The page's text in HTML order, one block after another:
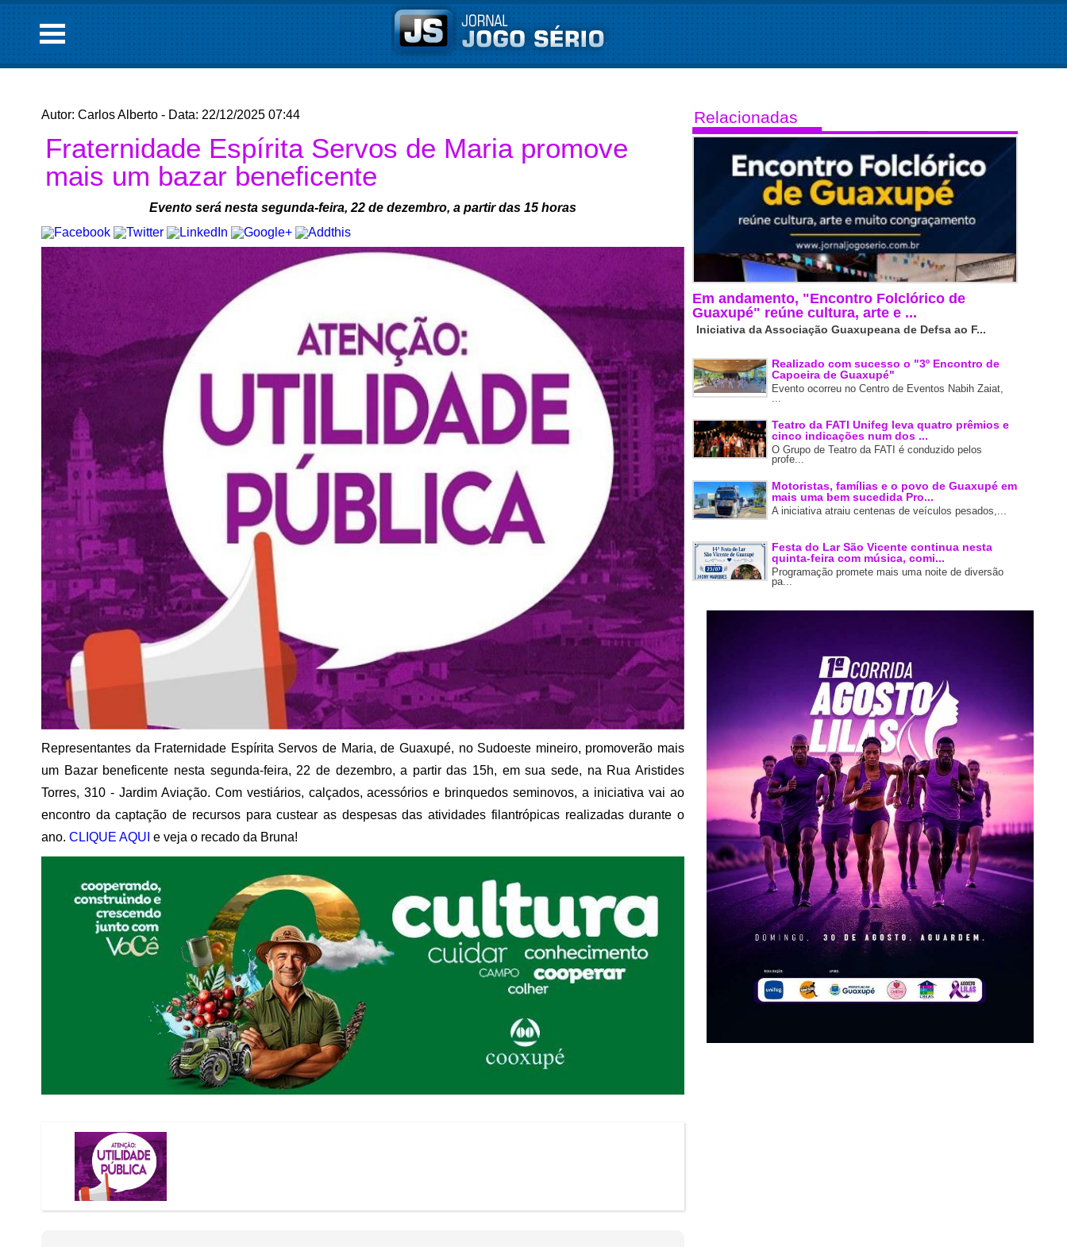
Autor: Carlos Alberto - Data: 22/12/2025 07:44
Fraternidade Espírita Servos de Maria promove
mais um bazar beneficente
Evento será nesta segunda-feira, 22 de dezembro, a partir das 15 horas
Representantes da Fraternidade Espírita Servos de Maria, de Guaxupé, no Sudoeste mineiro, promoverão mais
um Bazar beneficente nesta segunda-feira, 22 de dezembro, a partir das 15h, em sua sede, na Rua Aristides
Torres, 310 - Jardim Aviação. Com vestiários, calçados, acessórios e brinquedos seminovos, a iniciativa vai ao
encontro da captação de recursos para custear as despesas das atividades filantrópicas realizadas durante o
ano. CLIQUE AQUI e veja o recado da Bruna!
Relacionadas
Em andamento, "Encontro Folclórico de
Guaxupé" reúne cultura, arte e ...
Iniciativa da Associação Guaxupeana de Defsa ao F...
Realizado com sucesso o "3º Encontro de
Capoeira de Guaxupé"
Evento ocorreu no Centro de Eventos Nabih Zaiat,
...
Teatro da FATI Unifeg leva quatro prêmios e
cinco indicações num dos ...
O Grupo de Teatro da FATI é conduzido pelos
profe...
Motoristas, famílias e o povo de Guaxupé em
mais uma bem sucedida Pro...
A iniciativa atraiu centenas de veículos pesados,...
Festa do Lar São Vicente continua nesta
quinta-feira com música, comi...
Programação promete mais uma noite de diversão
pa...